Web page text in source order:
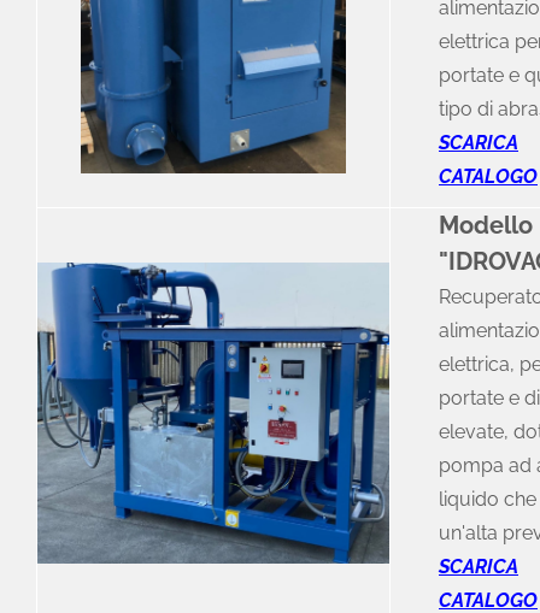
elettrica
portate e
tipo di
SCARICA
CATALOGO
Modello
elettrica,
portate e
elevate,
pompa ad
liquido
un'alta
SCARICA
CATALOGO